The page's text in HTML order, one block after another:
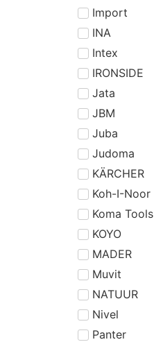
Import
INA
Intex
IRONSIDE
Jata
JBM
Juba
Judoma
KÄRCHER
Koh-I-Noor
Koma Tools
KOYO
MADER
Muvit
NATUUR
Nivel
Panter